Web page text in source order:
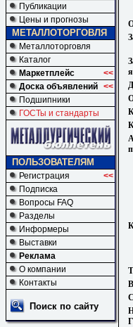
Публикации
Цены и прогнозы
МЕТАЛЛОТОРГОВЛЯ
Металлоторговля
Каталог
Маркетплейс
<<
Доска объявлений <<
Подшипники
ГОСТы и стандарты
ПОЛЬЗОВАТЕЛЯМ
Регистрация
<<
Подписка
Вопросы FAQ
Разделы
Информеры
Выставки
Реклама
О компании
Контакты
Поиск по сайту